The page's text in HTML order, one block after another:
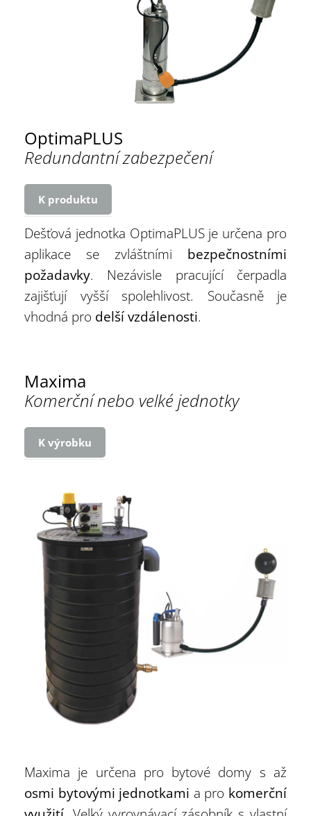
OptimaPLUS
Redundantní zabezpečení
K produktu
Dešťová jednotka OptimaPLUS je určena pro
aplikace se zvláštními bezpečnostními
požadavky. Nezávisle pracující čerpadla
zajišťují vyšší spolehlivost. Současně je
vhodná pro delší vzdálenosti.
Maxima
Komerční nebo velké jednotky
K výrobku
Maxima je určena pro bytové domy s až
osmi bytovými jednotkami a pro komerční